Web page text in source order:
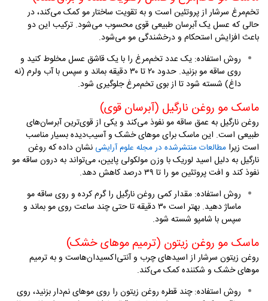
تخم‌مرغ سرشار از پروتئین است و به تقویت ساختار مو کمک می‌کند، در
حالی که عسل یک آبرسان طبیعی قوی محسوب می‌شود. ترکیب این دو
باعث افزایش استحکام و درخشندگی مو می‌شود.
روش استفاده: یک عدد تخم‌مرغ را با یک قاشق عسل مخلوط کنید و
روی ساقه مو بزنید. حدود ۲۰ تا ۳۰ دقیقه بماند و سپس با آب ولرم (نه
داغ) شسته شود تا از بوی تخم‌مرغ جلوگیری شود.
ماسک مو روغن نارگیل (آبرسان قوی)
روغن نارگیل به عمق ساقه مو نفوذ می‌کند و یکی از قوی‌ترین آبرسان‌های
طبیعی است. این ماسک برای موهای خشک و آسیب‌دیده بسیار مناسب
است زیرا مطالعات منتشرشده در مجله علوم آرایشی نشان داده که روغن
نارگیل به دلیل اسید لوریک با وزن مولکولی پایین، می‌تواند به درون ساقه مو
نفوذ کند و افت پروتئین مو را تا ۳۹ درصد کاهش دهد.
روش استفاده: مقدار کمی روغن نارگیل را گرم کرده و روی ساقه مو
ماساژ دهید. بهتر است ۳۰ دقیقه تا حتی چند ساعت روی مو بماند و
سپس با شامپو شسته شود.
ماسک مو روغن زیتون (ترمیم موهای خشک)
روغن زیتون سرشار از اسیدهای چرب و آنتی‌اکسیدان‌هاست و به ترمیم
موهای خشک و شکننده کمک می‌کند.
روش استفاده:چند قطره روغن زیتون را روی موهای نم‌دار بزنید، روی